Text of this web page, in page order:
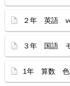
２年 英語
３年 国語 モ
1年 算数 色